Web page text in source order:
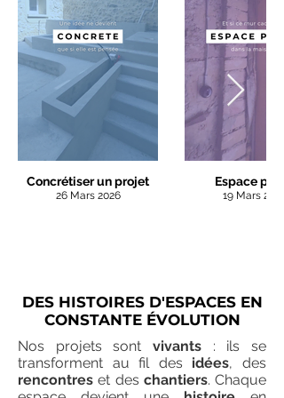
Concrétiser un projet
26 Mars 2026
Espace
19 Mars 2026
DES HISTOIRES D'ESPACES EN
CONSTANTE ÉVOLUTION
Nos projets sont vivants : ils se
transforment au fil des idées, des
rencontres et des chantiers. Chaque